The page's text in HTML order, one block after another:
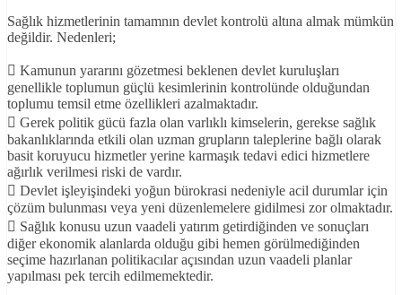
Sağlık hizmetlerinin tamamnın devlet kontrolü altına almak mümkün
değildir. Nedenleri;
 Kamunun yararını gözetmesi beklenen devlet kuruluşları
genellikle toplumun güçlü kesimlerinin kontrolünde olduğundan
toplumu temsil etme özellikleri azalmaktadır.
 Gerek politik gücü fazla olan varlıklı kimselerin, gerekse sağlık
bakanlıklarında etkili olan uzman grupların taleplerine bağlı olarak
basit koruyucu hizmetler yerine karmaşık tedavi edici hizmetlere
ağırlık verilmesi riski de vardır.
 Devlet işleyişindeki yoğun bürokrasi nedeniyle acil durumlar için
çözüm bulunması veya yeni düzenlemelere gidilmesi zor olmaktadır.
 Sağlık konusu uzun vaadeli yatırım getirdiğinden ve sonuçları
diğer ekonomik alanlarda olduğu gibi hemen görülmediğinden
seçime hazırlanan politikacılar açısından uzun vaadeli planlar
yapılması pek tercih edilmemektedir.